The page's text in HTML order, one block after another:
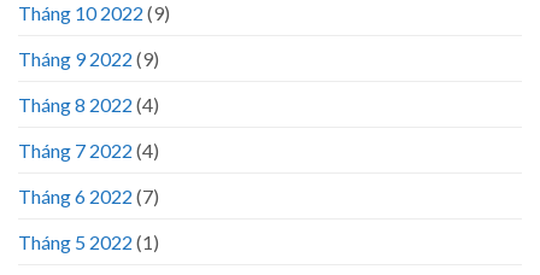
Tháng 10 2022 (9)
Tháng 9 2022 (9)
Tháng 8 2022 (4)
Tháng 7 2022 (4)
Tháng 6 2022 (7)
Tháng 5 2022 (1)